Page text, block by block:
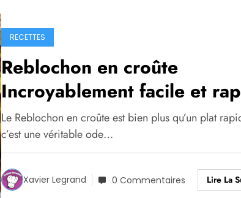
RECETTES
Reblochon en croûte
Incroyablement facile et
Le Reblochon en croûte est bien plus qu’un plat
c’est une véritable ode…
Xavier Legrand 0 Commentaires Lire La